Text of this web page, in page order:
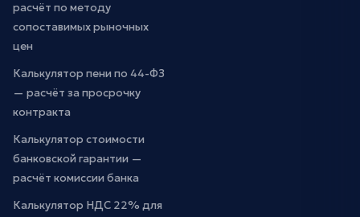
расчёт по методу
сопоставимых рыночных
цен
Калькулятор пени по 44-ФЗ
— расчёт за просрочку
контракта
Калькулятор стоимости
банковской гарантии —
расчёт комиссии банка
Калькулятор НДС 22% для